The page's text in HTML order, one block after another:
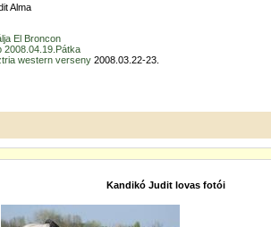
Alma
El Broncon
2008.04.19.Pátka
western verseny 2008.03.22-23.
Kandikó Judit lovas fotói